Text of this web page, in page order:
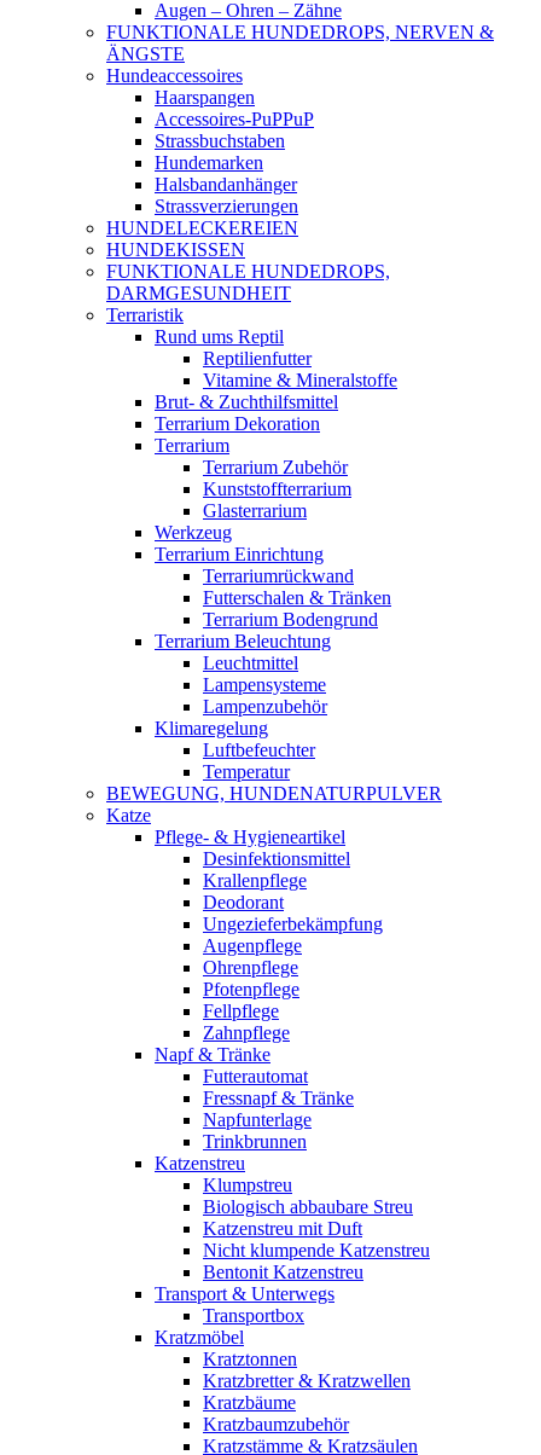
Augen – Ohren – Zähne
FUNKTIONALE HUNDEDROPS, NERVEN &
ÄNGSTE
Hundeaccessoires
Haarspangen
Accessoires-PuPPuP
Strassbuchstaben
Hundemarken
Halsbandanhänger
Strassverzierungen
HUNDELECKEREIEN
HUNDEKISSEN
FUNKTIONALE HUNDEDROPS,
DARMGESUNDHEIT
Terraristik
Rund ums Reptil
Reptilienfutter
Vitamine & Mineralstoffe
Brut- & Zuchthilfsmittel
Terrarium Dekoration
Terrarium
Terrarium Zubehör
Kunststoffterrarium
Glasterrarium
Werkzeug
Terrarium Einrichtung
Terrariumrückwand
Futterschalen & Tränken
Terrarium Bodengrund
Terrarium Beleuchtung
Leuchtmittel
Lampensysteme
Lampenzubehör
Klimaregelung
Luftbefeuchter
Temperatur
BEWEGUNG, HUNDENATURPULVER
Katze
Pflege- & Hygieneartikel
Desinfektionsmittel
Krallenpflege
Deodorant
Ungezieferbekämpfung
Augenpflege
Ohrenpflege
Pfotenpflege
Fellpflege
Zahnpflege
Napf & Tränke
Futterautomat
Fressnapf & Tränke
Napfunterlage
Trinkbrunnen
Katzenstreu
Klumpstreu
Biologisch abbaubare Streu
Katzenstreu mit Duft
Nicht klumpende Katzenstreu
Bentonit Katzenstreu
Transport & Unterwegs
Transportbox
Kratzmöbel
Kratztonnen
Kratzbretter & Kratzwellen
Kratzbäume
Kratzbaumzubehör
Kratzstämme & Kratzsäulen